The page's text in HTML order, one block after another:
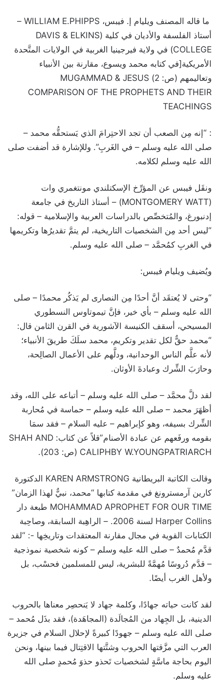
ما قاله المصنف ويليام إ. فيبس، WILLIAM E.PHIPPS –
أستاذ الفلسفة والأديان في كلية (DAVIS & ELKINS
COLLEGE) في ولاية فيرجينيا الغربية في الولايات المتَّحدة
الأمريكية[في كتابه محمد ويسوع، مقارنة بين الأنبياء
وتعاليمهم (ص: 2) MUGAMMAD & JESUS
COMPARISON OF THE PROPHETS AND THEIR
TEACHINGS
: “إنه مِن الصعب أن تجد الاحتِرامَ الذي يَستحقُّه محمد –
صلى الله عليه وسلم – في الغَربِ”. وللإشارة قد أضفت صلى
الله عليه وسلم لكلامه.
ونقَل فيبس عن المؤرِّخ الإسكتلندي مونتغمري وات
(MONTGOMERY WATT) – أستاذ التاريخ في جامعة
إدنبورغ، والمُتخصِّص بالدراسات العربية والإسلامية – قوله:
“ليس أحد مِن الشخصيات التاريخية، لم يتمَّ تقديرُها وتكريمها
في الغربِ كمُحمَّد – صلى الله عليه وسلم.
ويُضيف ويليام فيبس:
“وحتى لا يُعتقَد أنَّ أحدًا مِن النصارى لم يَذكُر محمدًا – صلى
الله عليه وسلم – بأي خير، فإنَّ تيموتاوس النسطوري
المسيحي، أسقف الكنيسة الآشورية في القرن الثامن قال:
“محمد حقٌّ لكل تقدير وتكريم، محمد سلَكَ طريقَ الأنبياء؛
لأنه علَّم الناس الوحدانية، ودلَّهم على الأعمال الصالِحة،
وحارَبَ الشِّرك وعبادةَ الأوثان.
لقد دلَّ محمَّد – صلى الله عليه وسلم – أتباعه على الله، وقد
أظهَرَ محمد – صلى الله عليه وسلم – حماسة في مُحاربة
الشِّرك بسيفه، وهو كإبراهيم – عليه السلام – فقد سمَا
بقومه ورفَعهم عن عبادة الأصنام”قلاً عن كتاب: SHAH AND
CALIPHBY W.YOUNGPATRIARCH (ص: 203).
وقالت الكاتبة البريطانية KAREN ARMSTRONG الدكتورة
كارين آرمسترونغ في مقدمة كتابها “محمد، نبيٌّ لهذا الزمان”
MOHAMMAD APROPHET FOR OUR TIME طبعة دار
Harper Collins لسنة 2006. – الراهِبة السابقة، وصاحِبة
الكتابات القوية في مجال مقارنة المعتقدات وتاريخِها -: “لقد
قدَّم مُحمدٌ – صلى الله عليه وسلم – كونه شخصية نموذجية
– قدَّم دُروسًا مُهمَّةً للبشرية، ليس للمسلمين فحسْب، بل
ولأهل الغرب أيضًا.
لقد كانت حياته جهادًا، وكلمة جهاد لا يَنحصِر معناها بالحروب
الدينية، بل الجِهاد من المُجالَدة (المجاهَدة)، فقد بذَل مُحمد –
صلى الله عليه وسلم – جهودًا كبيرةً لإحلال السلام في جزيرة
العرب التي مزَّقتها الحروب وشتَّتها الاقتِتال فيما بينها، ونحن
اليوم بحاجة ماسَّةٍ لشخصيات تَحذو حذوَ مُحمدٍ صلى الله
عليه وسلم.